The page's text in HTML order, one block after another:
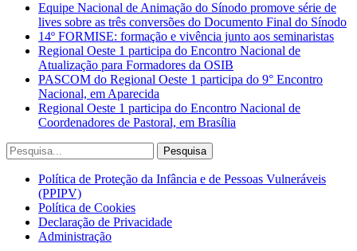
Equipe Nacional de Animação do Sínodo promove série de
lives sobre as três conversões do Documento Final do Sínodo
14º FORMISE: formação e vivência junto aos seminaristas
Regional Oeste 1 participa do Encontro Nacional de
Atualização para Formadores da OSIB
PASCOM do Regional Oeste 1 participa do 9° Encontro
Nacional, em Aparecida
Regional Oeste 1 participa do Encontro Nacional de
Coordenadores de Pastoral, em Brasília
Política de Proteção da Infância e de Pessoas Vulneráveis
(PPIPV)
Política de Cookies
Declaração de Privacidade
Administração